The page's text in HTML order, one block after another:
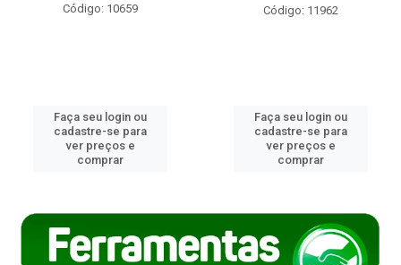
Código: 10659
Faça seu login ou
cadastre-se para
ver preços e
comprar
Código: 11962
Faça seu login ou
cadastre-se para
ver preços e
comprar